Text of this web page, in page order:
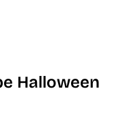
Halloween